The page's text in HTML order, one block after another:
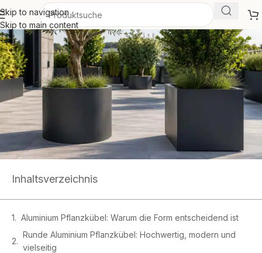
Skip to navigation
Skip to main content
Inhaltsverzeichnis
Aluminium Pflanzkübel: Warum die Form entscheidend ist
Runde Aluminium Pflanzkübel: Hochwertig, modern und
vielseitig